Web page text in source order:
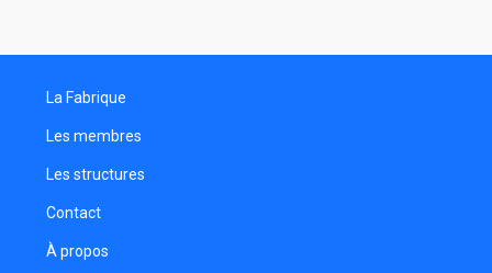
Julien Charlas
Monteur
Fabien Fuhrmann
Adrien Leinen
Réalisateur
La Fabrique
Les membres
Les structures
Contact
À propos